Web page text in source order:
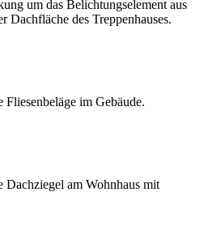
um das Belichtungselement aus
Dachfläche des Treppenhauses.
Fliesenbeläge im Gebäude.
Dachziegel am Wohnhaus mit